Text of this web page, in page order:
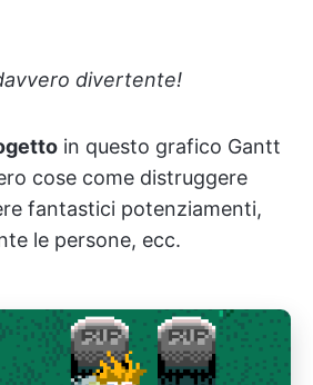
divertente!
in questo grafico Gantt
cose come distruggere
fantastici potenziamenti,
le persone, ecc.